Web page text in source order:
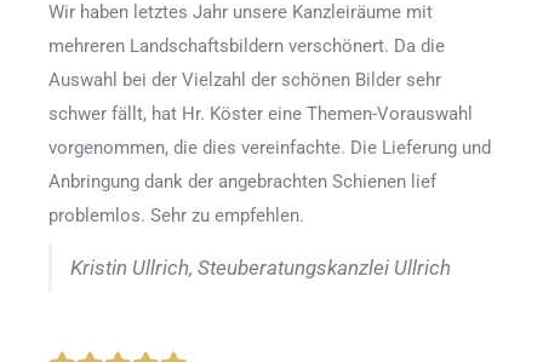
Wir haben letztes Jahr unsere Kanzleiräume mit
mehreren Landschaftsbildern verschönert. Da die
Auswahl bei der Vielzahl der schönen Bilder sehr
schwer fällt, hat Hr. Köster eine Themen-Vorauswahl
vorgenommen, die dies vereinfachte. Die Lieferung und
Anbringung dank der angebrachten Schienen lief
problemlos. Sehr zu empfehlen.
Kristin Ullrich, Steuberatungskanzlei Ullrich